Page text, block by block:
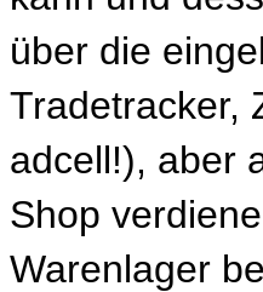
über die
Tradetracker,
adcell!), aber
Shop
Warenlager